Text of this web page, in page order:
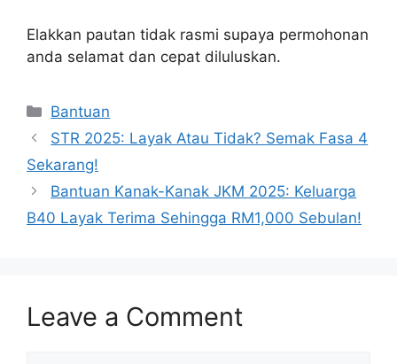
Elakkan pautan tidak rasmi supaya permohonan
anda selamat dan cepat diluluskan.
Categories
Bantuan
STR 2025: Layak Atau Tidak? Semak Fasa 4
Sekarang!
Bantuan Kanak-Kanak JKM 2025: Keluarga
B40 Layak Terima Sehingga RM1,000 Sebulan!
Leave a Comment